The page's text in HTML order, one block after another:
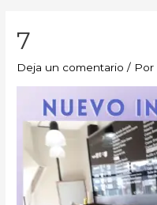
7
Deja un comentario / Por